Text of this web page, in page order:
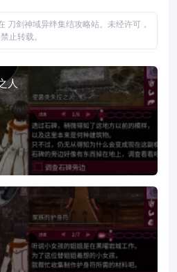
刀剑神域异绊集结攻略站。未经许可，
禁止转载。
人